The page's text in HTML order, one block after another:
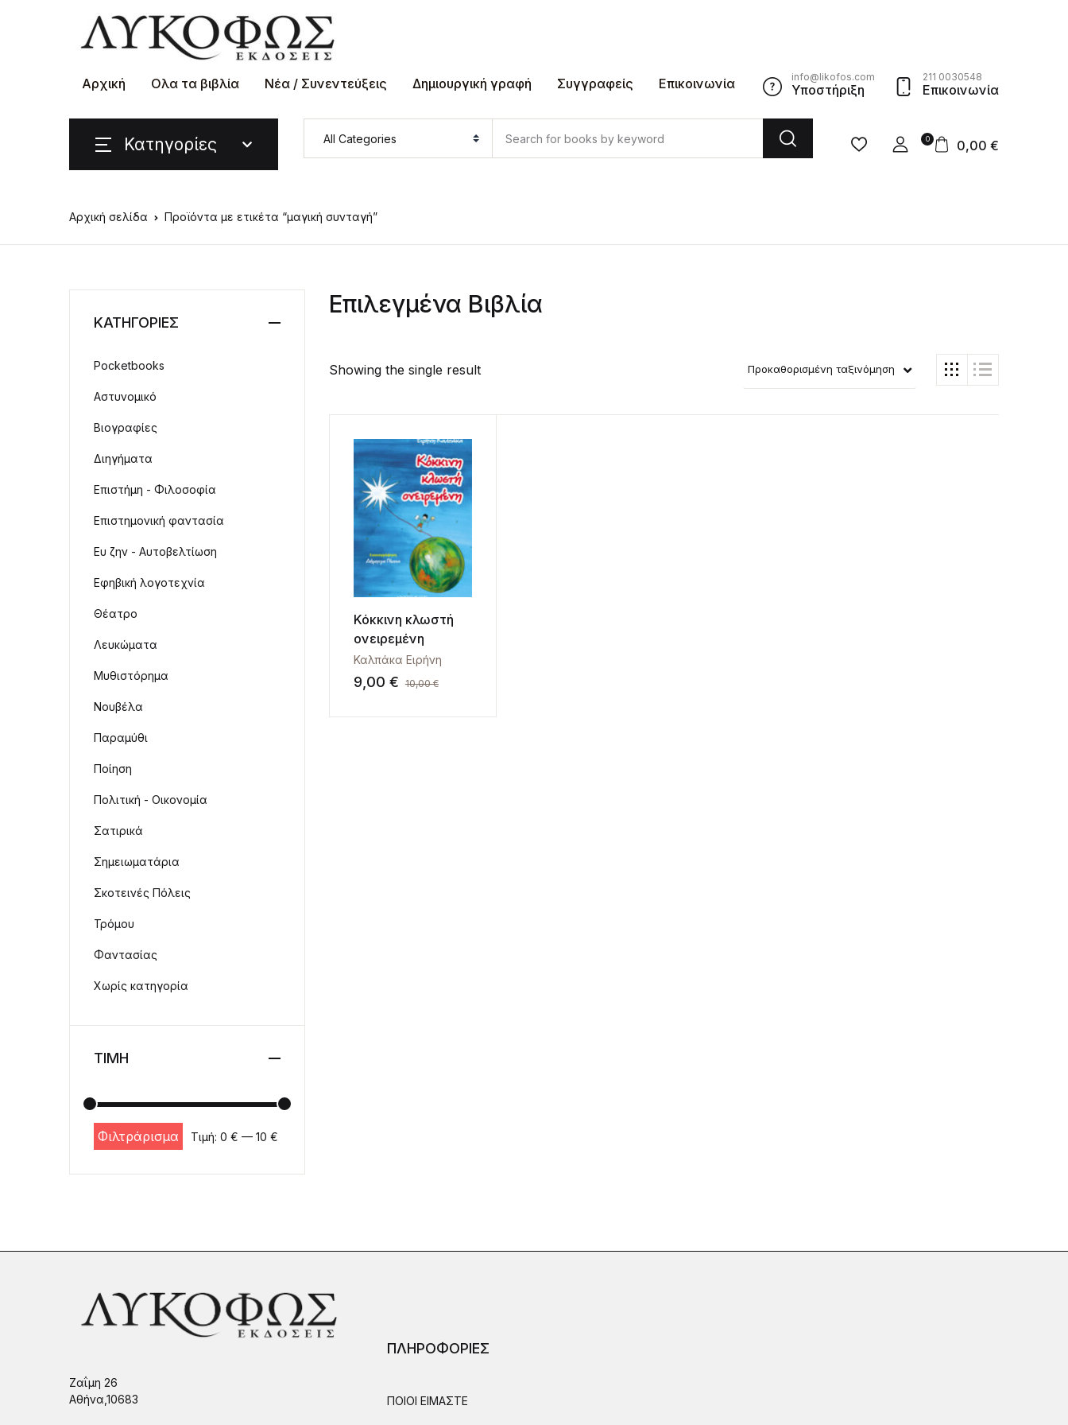
Αρχική Ολα τα βιβλία Νέα / Συνεντεύξεις Δημιουργική γραφή Συγγραφείς Επικοινωνία info@likofos.com
Υποστήριξη
211 0030548
Επικοινωνία
Κατηγορίες 0 0,00 €
Αρχική σελίδα Προϊόντα με ετικέτα “μαγική συνταγή”
Επιλεγμένα Βιβλία
Showing the single result Προκαθορισμένη ταξινόμηση
Κόκκινη κλωστή
ονειρεμένη
Καλπάκα Ειρήνη
9,00 € 10,00€
ΚΑΤΗΓΟΡΙΕΣ
Pocketbooks
Αστυνομικό
Βιογραφίες
Διηγήματα
Επιστήμη - Φιλοσοφία
Επιστημονική φαντασία
Ευ ζην - Αυτοβελτίωση
Εφηβική λογοτεχνία
Θέατρο
Λευκώματα
Μυθιστόρημα
Νουβέλα
Παραμύθι
Ποίηση
Πολιτική - Οικονομία
Σατιρικά
Σημειωματάρια
Σκοτεινές Πόλεις
Τρόμου
Φαντασίας
Χωρίς κατηγορία
ΤΙΜΗ
Ελάχιστη τιμή
Μέγιστη τιμή
Φιλτράρισμα Τιμή: 0 € — 10 €
Ζαΐμη 26
Αθήνα,10683
ΠΛΗΡΟΦΟΡΙΕΣ
ΠΟΙΟΙ ΕΙΜΑΣΤΕ